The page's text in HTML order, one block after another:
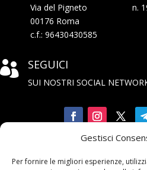
Gestisci
Per fornire le migliori esperienze,
Via del Pigneto n. 198
00176 Roma
c.f.: 96430430585
 SEGUICI
SUI NOSTRI SOCIAL
